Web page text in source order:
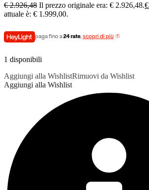
€2.926,48 Il prezzo originale era: € 2.926,48.€
attuale è: € 1.999,00.
paga fino a24 rate, scopri di più
1 disponibili
Aggiungi alla WishlistRimuovi da Wishlist
Aggiungi alla Wishlist